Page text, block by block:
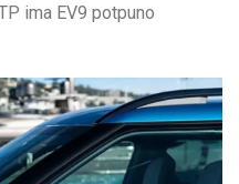
ima EV9 potpuno